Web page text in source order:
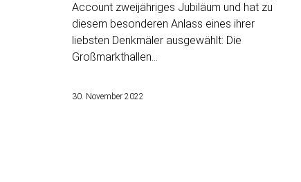
Account zweijähriges Jubiläum und hat zu
diesem besonderen Anlass eines ihrer
liebsten Denkmäler ausgewählt: Die
Großmarkthallen…
30. November 2022